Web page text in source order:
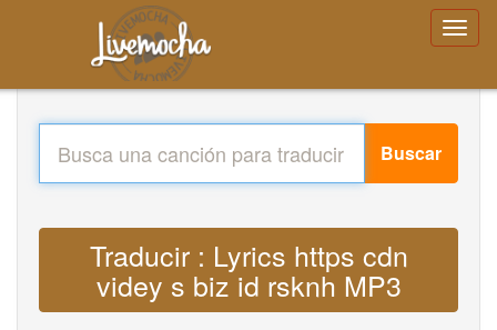
Buscar
Traducir : Lyrics https cdn
videy s biz id rsknh MP3